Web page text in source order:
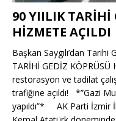
90 YIILIK TARİHİ
HİZMETE AÇILDI
Başkan Saygılı’dan
TARİHİ GEDİZ KÖPRÜSÜ
restorasyon ve tadilat
trafiğine açıldı! *”Gazi
yapıldı”* AK Parti İzmir İl